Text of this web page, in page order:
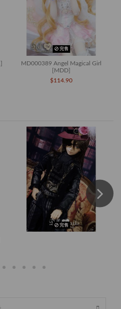
完售
MD000389 Angel Magical Girl
[MDD]
$114.90
完售